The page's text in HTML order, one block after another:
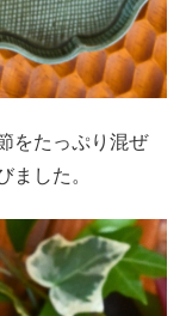
をたっぷり混ぜ
ました。